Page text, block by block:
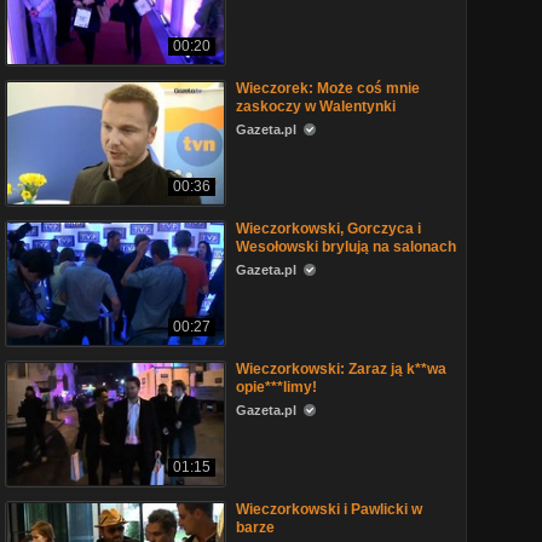
00:20
00:36
Wieczorek: Może coś mnie
zaskoczy w Walentynki
Gazeta.pl
00:27
Wieczorkowski, Gorczyca i
Wesołowski brylują na salonach
Gazeta.pl
01:15
Wieczorkowski: Zaraz ją k**wa
opie***limy!
Gazeta.pl
Wieczorkowski i Pawlicki w
barze